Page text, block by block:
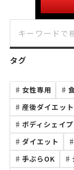
タグ
♯ 女性専用 ♯
♯ 産後ダイエット
♯ ボディシェイプ
♯ ダイエット ♯
♯ 手ぶらOK ♯